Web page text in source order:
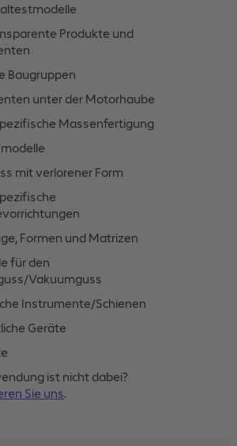
Produkte und
Baugruppen
unter der Motorhaube
Massenfertigung
mit verlorener Form
Formen und Matrizen
für den
Vakuumguss
Instrumente/Schienen
Geräte
ist nicht dabei?
Sie uns.